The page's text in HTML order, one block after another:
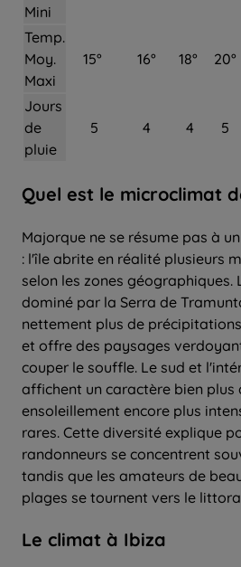
Mini
Temp.
Moy.
Maxi
15° 16° 18° 20°
Jours
de
pluie
5 4 4 5
Quel est le microclimat
Majorque ne se résume pas à
: l'île abrite en réalité plusieurs
selon les zones géographiques.
dominé par la Serra de
nettement plus de
et offre des paysages
couper le souffle. Le sud et
affichent un caractère bien plus
ensoleillement encore plus
rares. Cette diversité explique
randonneurs se concentrent
tandis que les amateurs de
plages se tournent vers le
Le climat à Ibiza